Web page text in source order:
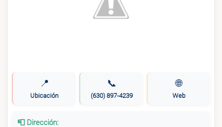
📍
Ubicación
📞
(630) 897-4239
🌐
Web
📮 Dirección: